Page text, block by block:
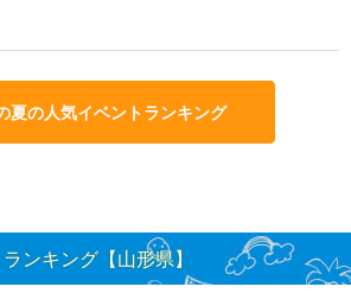
夏の人気イベントランキング
ンキング【山形県】